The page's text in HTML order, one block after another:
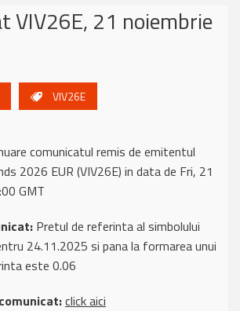
VIV26E, 21 noiembrie
VIV26E
comunicatul remis de emitentul
2026 EUR (VIV26E) in data de Fri, 21
GMT
Pretul de referinta al simbolului
24.11.2025 si pana la formarea unui
este 0.06
click aici